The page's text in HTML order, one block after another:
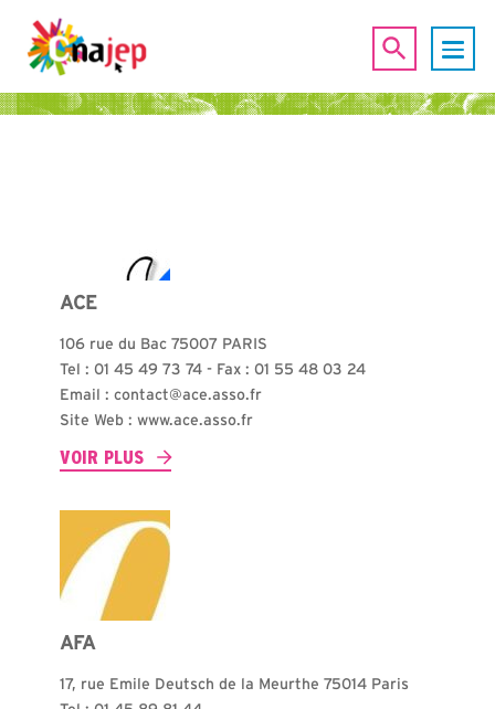
ACE
106 rue du Bac 75007 PARIS
Tel : 01 45 49 73 74 - Fax : 01 55 48 03 24
Email : contact@ace.asso.fr
Site Web : www.ace.asso.fr
VOIR PLUS
AFA
17, rue Emile Deutsch de la Meurthe 75014 Paris